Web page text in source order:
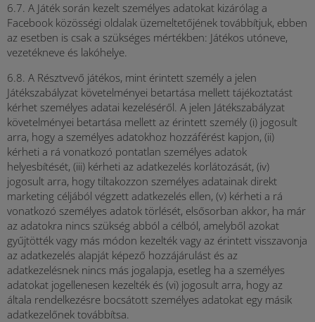
6.7. A Játék során kezelt személyes adatokat kizárólag a
Facebook közösségi oldalak üzemeltetőjének továbbítjuk, ebben
az esetben is csak a szükséges mértékben: Játékos utóneve,
vezetékneve és lakóhelye.
6.8. A Résztvevő játékos, mint érintett személy a jelen
Játékszabályzat követelményei betartása mellett tájékoztatást
kérhet személyes adatai kezeléséről. A jelen Játékszabályzat
követelményei betartása mellett az érintett személy (i) jogosult
arra, hogy a személyes adatokhoz hozzáférést kapjon, (ii)
kérheti a rá vonatkozó pontatlan személyes adatok
helyesbítését, (iii) kérheti az adatkezelés korlátozását, (iv)
jogosult arra, hogy tiltakozzon személyes adatainak direkt
marketing céljából végzett adatkezelés ellen, (v) kérheti a rá
vonatkozó személyes adatok törlését, elsősorban akkor, ha már
az adatokra nincs szükség abból a célból, amelyből azokat
gyűjtötték vagy más módon kezelték vagy az érintett visszavonja
az adatkezelés alapját képező hozzájárulást és az
adatkezelésnek nincs más jogalapja, esetleg ha a személyes
adatokat jogellenesen kezelték és (vi) jogosult arra, hogy az
általa rendelkezésre bocsátott személyes adatokat egy másik
adatkezelőnek továbbítsa.